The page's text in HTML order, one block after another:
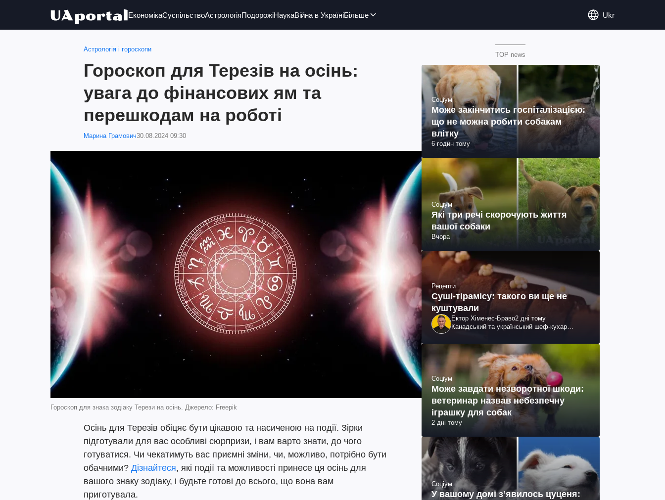
ЕкономікаСуспільствоАстрологіяПодорожіНаукаВійна в УкраїніБільше Ukr
Астрологія і гороскопи
Гороскоп для Терезів на осінь:
увага до фінансових ям та
перешкодам на роботі
Марина Грамович30.08.2024 09:30
Гороскоп для знака зодіаку Терези на осінь. Джерело: Freepik
Осінь для Терезів обіцяє бути цікавою та насиченою на події. Зірки
підготували для вас особливі сюрпризи, і вам варто знати, до чого
готуватися. Чи чекатимуть вас приємні зміни, чи, можливо, потрібно бути
обачними? Дізнайтеся, які події та можливості принесе ця осінь для
вашого знаку зодіаку, і будьте готові до всього, що вона вам
приготувала.
TOP news
Соціум
Може закінчитись госпіталізацією:
що не можна робити собакам
влітку
6 годин тому
Соціум
Які три речі скорочують життя
вашої собаки
Вчора
Рецепти
Суші-тірамісу: такого ви ще не
куштували
Ектор Хіменес-Браво2 дні тому
Канадський та український шеф-кухар
телеведучий
Соціум
Може завдати незворотної шкоди:
ветеринар назвав небезпечну
іграшку для собак
2 дні тому
Соціум
У вашому домі зʼявилось цуценя: